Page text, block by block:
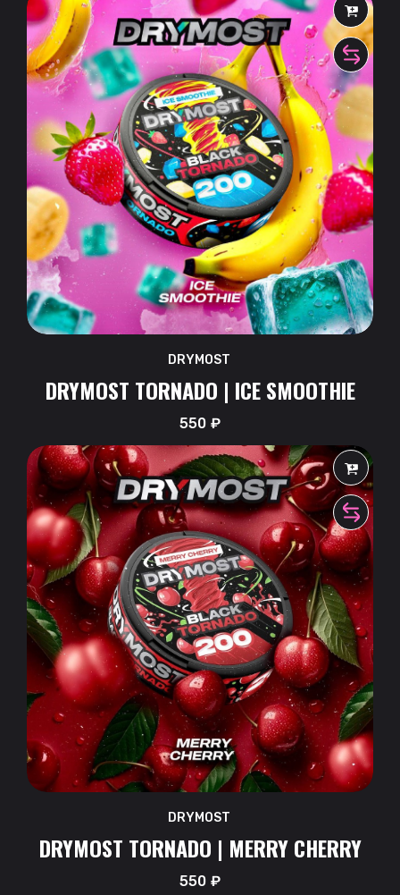
DRYMOST
DRYMOST TORNADO | ICE SMOOTHIE
550₽
DRYMOST
DRYMOST TORNADO | MERRY CHERRY
550₽